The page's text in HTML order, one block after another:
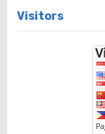
Visitors